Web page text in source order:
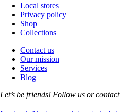
Local stores
Privacy policy
Shop
Collections
Contact us
Our mission
Services
Blog
Let’s be friends! Follow us or contact